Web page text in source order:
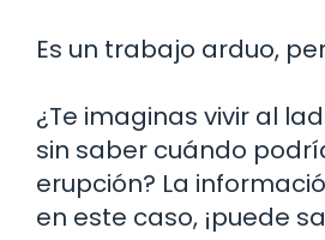
Es un trabajo arduo,
¿Te imaginas vivir al
sin saber cuándo
erupción? La
en este caso, ¡puede